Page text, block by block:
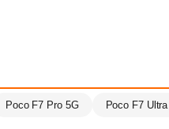
Poco F7 Pro 5G Poco F7 Ultra